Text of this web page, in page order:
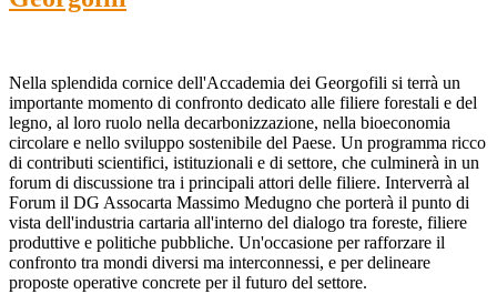
Nella splendida cornice dell'Accademia dei Georgofili si terrà un
importante momento di confronto dedicato alle filiere forestali e del
legno, al loro ruolo nella decarbonizzazione, nella bioeconomia
circolare e nello sviluppo sostenibile del Paese. Un programma ricco
di contributi scientifici, istituzionali e di settore, che culminerà in un
forum di discussione tra i principali attori delle filiere. Interverrà al
Forum il DG Assocarta Massimo Medugno che porterà il punto di
vista dell'industria cartaria all'interno del dialogo tra foreste, filiere
produttive e politiche pubbliche. Un'occasione per rafforzare il
confronto tra mondi diversi ma interconnessi, e per delineare
proposte operative concrete per il futuro del settore.